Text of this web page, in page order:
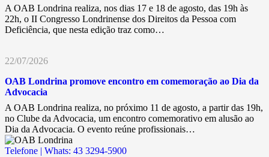
A OAB Londrina realiza, nos dias 17 e 18 de agosto, das 19h às
22h, o II Congresso Londrinense dos Direitos da Pessoa com
Deficiência, que nesta edição traz como…
22/07/2026
OAB Londrina promove encontro em comemoração ao Dia da
Advocacia
A OAB Londrina realiza, no próximo 11 de agosto, a partir das 19h,
no Clube da Advocacia, um encontro comemorativo em alusão ao
Dia da Advocacia. O evento reúne profissionais…
Telefone | Whats: 43 3294-5900